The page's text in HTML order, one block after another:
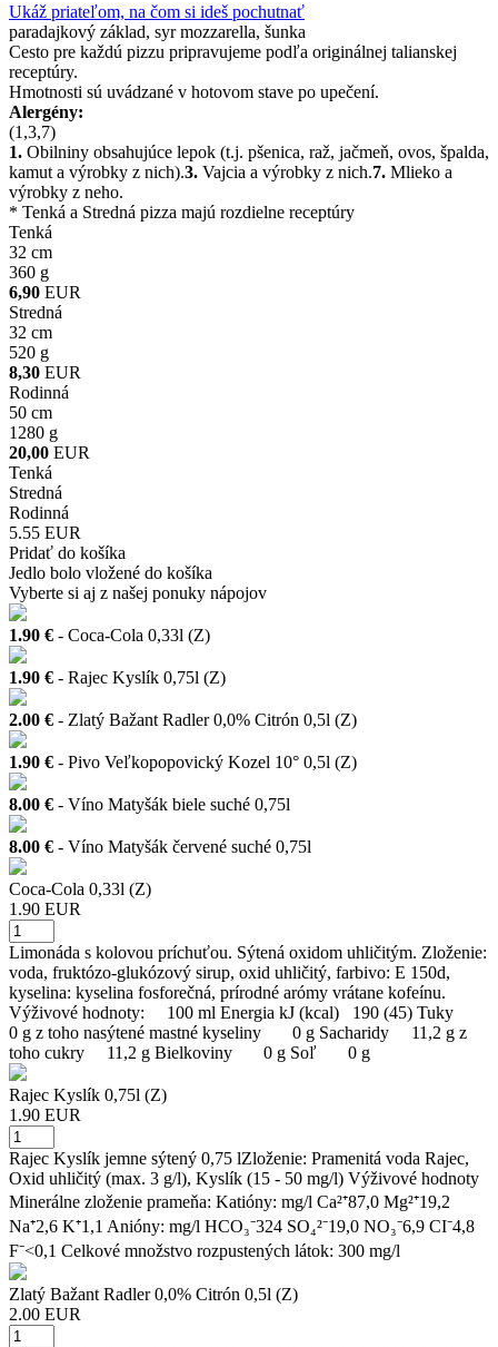
Ukáž priateľom, na čom si ideš pochutnať
paradajkový základ, syr mozzarella, šunka
Cesto pre každú pizzu pripravujeme podľa originálnej talianskej
receptúry.
Hmotnosti sú uvádzané v hotovom stave po upečení.
Alergény:
(1,3,7)
1. Obilniny obsahujúce lepok (t.j. pšenica, raž, jačmeň, ovos, špalda,
kamut a výrobky z nich).3. Vajcia a výrobky z nich.7. Mlieko a
výrobky z neho.
* Tenká a Stredná pizza majú rozdielne receptúry
Tenká
32 cm
360 g
6,90 EUR
Stredná
32 cm
520 g
8,30 EUR
Rodinná
50 cm
1280 g
20,00 EUR
Tenká
Stredná
Rodinná
5.55 EUR
Pridať do košíka
Jedlo bolo vložené do košíka
Vyberte si aj z našej ponuky nápojov
1.90 € - Coca-Cola 0,33l (Z)
1.90 € - Rajec Kyslík 0,75l (Z)
2.00 € - Zlatý Bažant Radler 0,0% Citrón 0,5l (Z)
1.90 € - Pivo Veľkopopovický Kozel 10° 0,5l (Z)
8.00 € - Víno Matyšák biele suché 0,75l
8.00 € - Víno Matyšák červené suché 0,75l
Coca-Cola 0,33l (Z)
1.90 EUR
Limonáda s kolovou príchuťou. Sýtená oxidom uhličitým. Zloženie:
voda, fruktózo-glukózový sirup, oxid uhličitý, farbivo: E 150d,
kyselina: kyselina fosforečná, prírodné arómy vrátane kofeínu.
Výživové hodnoty: 100 ml Energia kJ (kcal) 190 (45) Tuky
0 g z toho nasýtené mastné kyseliny 0 g Sacharidy 11,2 g z
toho cukry 11,2 g Bielkoviny 0 g Soľ 0 g
Rajec Kyslík 0,75l (Z)
1.90 EUR
Rajec Kyslík jemne sýtený 0,75 lZloženie: Pramenitá voda Rajec,
Oxid uhličitý (max. 3 g/l), Kyslík (15 - 50 mg/l) Výživové hodnoty
Minerálne zloženie prameňa: Katióny: mg/l Ca²⁺87,0 Mg²⁺19,2
Na⁺2,6 K⁺1,1 Anióny: mg/l HCO₃⁻324 SO₄²⁻19,0 NO₃⁻6,9 CI⁻4,8
F⁻<0,1 Celkové množstvo rozpustených látok: 300 mg/l
Zlatý Bažant Radler 0,0% Citrón 0,5l (Z)
2.00 EUR